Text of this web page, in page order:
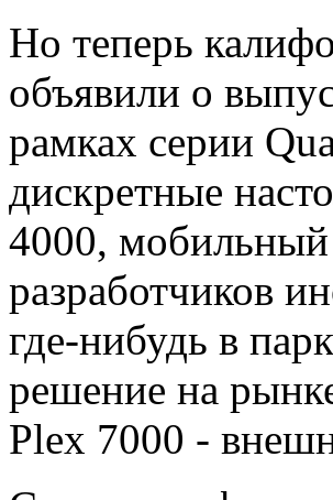
Но теперь
объявили о
рамках серии
дискретные
4000, мобильный
разработчиков
где-нибудь в
решение на
Plex 7000 -